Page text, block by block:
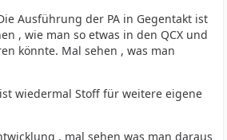
Ausführung der PA in Gegentakt ist
, wie man so etwas in den QCX und
könnte. Mal sehen , was man
wiedermal Stoff für weitere eigene
, mal sehen was man daraus